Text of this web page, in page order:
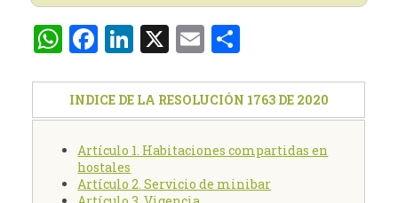
WhatsApp
Facebook
LinkedIn
X Email
INDICE DE LA RESOLUCIÓN 1763 DE 2020
Artículo 1. Habitaciones compartidas en
hostales
Artículo 2. Servicio de minibar